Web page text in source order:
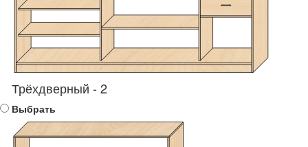
Трёхдверный - 2
Выбрать